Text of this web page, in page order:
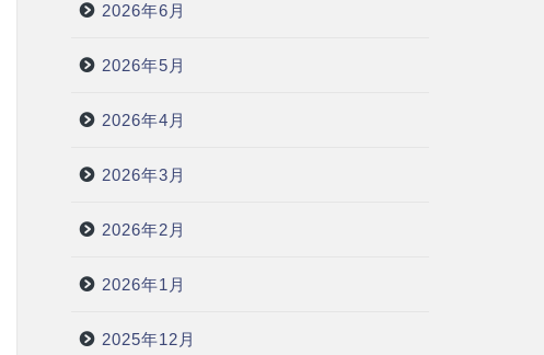
2026年6月
2026年5月
2026年4月
2026年3月
2026年2月
2026年1月
2025年12月